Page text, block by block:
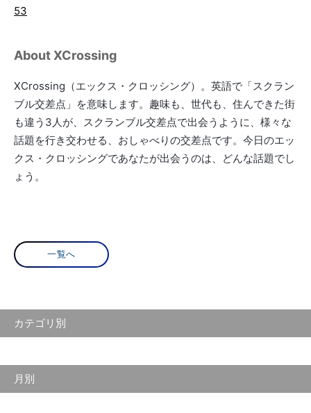
53
About XCrossing
XCrossing（エックス・クロッシング）。英語で「スクラン
ブル交差点」を意味します。趣味も、世代も、住んできた街
も違う3人が、スクランブル交差点で出会うように、様々な
話題を行き交わせる、おしゃべりの交差点です。今日のエッ
クス・クロッシングであなたが出会うのは、どんな話題でし
ょう。
一覧へ
カテゴリ別
月別